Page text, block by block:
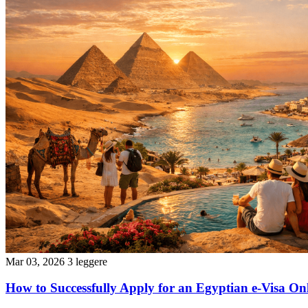
Mar 03, 2026 3 leggere
How to Successfully Apply for an Egyptian e-Visa